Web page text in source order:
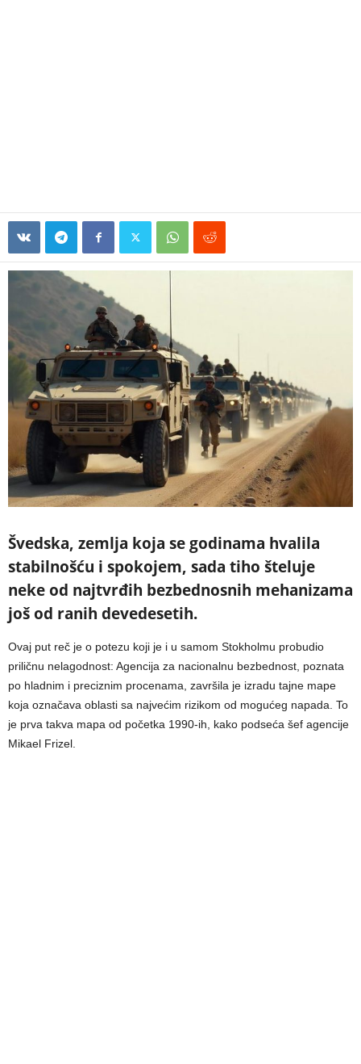
Švedska, zemlja koja se godinama hvalila
stabilnošću i spokojem, sada tiho šteluje
neke od najtvrđih bezbednosnih mehanizama
još od ranih devedesetih.
Ovaj put reč je o potezu koji je i u samom Stokholmu probudio
priličnu nelagodnost: Agencija za nacionalnu bezbednost, poznata
po hladnim i preciznim procenama, završila je izradu tajne mape
koja označava oblasti sa najvećim rizikom od mogućeg napada. To
je prva takva mapa od početka 1990-ih, kako podseća šef agencije
Mikael Frizel.